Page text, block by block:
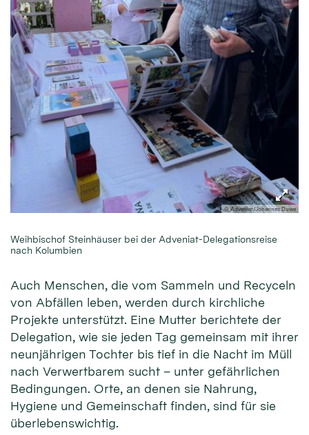
© Adveniat/Johannes Duwe
Weihbischof Steinhäuser bei der Adveniat-Delegationsreise
nach Kolumbien
Auch Menschen, die vom Sammeln und Recyceln
von Abfällen leben, werden durch kirchliche
Projekte unterstützt. Eine Mutter berichtete der
Delegation, wie sie jeden Tag gemeinsam mit ihrer
neunjährigen Tochter bis tief in die Nacht im Müll
nach Verwertbarem sucht – unter gefährlichen
Bedingungen. Orte, an denen sie Nahrung,
Hygiene und Gemeinschaft finden, sind für sie
überlebenswichtig.